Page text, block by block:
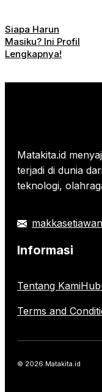
Siapa Harun
Masiku? Ini Profil
Lengkapnya!
Matakita.id
terjadi di dunia
teknologi,
Informasi
Tentang Kami
Terms and
© 2026 Matakita.id